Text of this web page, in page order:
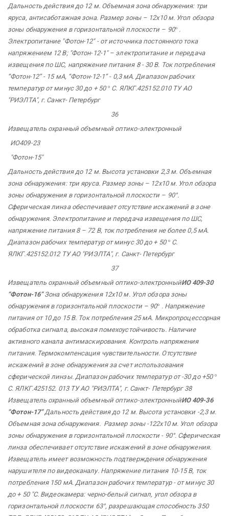
Дальность действия до 12 м. Объемная зона обнаружения: три
яруса, антисаботажная зона. Размер зоны – 12х10 м. Угол обзора
зоны обнаружения в горизонтальной плоскости – 90°.
Электропитание "Фотон-12" - от источника постоянного тока
напряжением 12 В; "Фотон-12-1" – электропитание и передача
извещения по ШС, напряжение питания 8 - 30 В. Ток потребления
“Фотон-12” - 15 мА, “Фотон-12-1” - 0,3 мА. Диапазон рабочих
температур от минус 30 до + 50 ° С. ЯЛКГ.425152.010 ТУ АО
"РИЭЛТА", г. Санкт-Петербург
36
Извещатель охранныйобъемныйоптико-электронный
ИО409-23
"Фотон-15"
Дальность действия до 12 м. Высота установки 2,3 м. Объемная
зона обнаружения: три яруса. Размер зоны – 12х10 м. Угол обзора
зоны обнаружения в горизонтальной плоскости – 90°.
Сферическая линза обеспечивает отсутствие искажений в зоне
обнаружения. Электропитание и передача извещения по ШС,
напряжение питания 8 – 72 В, ток потребления не более 0,5 мА.
Диапазон рабочих температур от минус 30 до + 50 °С.
ЯЛКГ.425152.012 ТУ АО"РИЭЛТА", г. Санкт-Петербург
37
Извещатель охранный объемный оптико-электронныйИО 409-30
“Фотон-16”Зона обнаружения 12х10 м. Угол обзора зоны
обнаружения в горизонтальной плоскости – 90° . Напряжение
питания от 10 до 15 В. Ток потребления 25 мА. Микропроцессорная
обработка сигнала, высокая помехоустойчивость. Наличие
активного канала антимаскирования. Контроль напряжения
питания. Термокомпенсация чувствительности. Отсутствие
искажений в зоне обнаружения за счет использования
сферической линзы. Диапазон рабочих температур от -30 до +50 °
С. ЯЛКГ.425152. 013 ТУ АО"РИЭЛТА", г. Санкт-Петербург 38
Извещатель охранный объемный оптико-электронныйИО 409-36
“Фотон-17”Дальность действия до 12 м. Высота установки -2,3 м.
Объемная зона обнаружения. Размер зоны -122х10 м. Угол обзора
зоны обнаружения в горизонтальной плоскости - 90°. Сферическая
линза обеспечивает отсутствие искажений в зоне обнаружения.
Извещатель имеет возможность подтверждения обнаружения
нарушителя по видеоканалу. Напряжение питания 10-15 В, ток
потребления 150 мА. Диапазон рабочих температур - от минус 30
до + 50 "С. Видеокамера: черно-белый сигнал, угол обзора в
горизонтальной плоскости 63°, разрешающая способность 350